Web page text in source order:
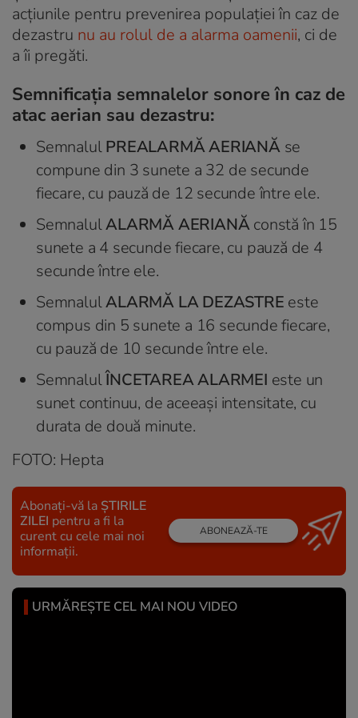
acţiunile pentru prevenirea populaţiei în caz de
dezastru nu au rolul de a alarma oamenii, ci de
a îi pregăti.
Semnificația semnalelor sonore în caz de
atac aerian sau dezastru:
SemnalulPREALARMĂ AERIANĂse
compune din 3 sunete a 32 de secunde
fiecare, cu pauză de 12 secunde între ele.
SemnalulALARMĂ AERIANĂconstă în 15
sunete a 4 secunde fiecare, cu pauză de 4
secunde între ele.
SemnalulALARMĂ LA DEZASTRE este
compus din 5 sunete a 16 secunde fiecare,
cu pauză de 10 secunde între ele.
SemnalulÎNCETAREA ALARMEI este un
sunet continuu, de aceeaşi intensitate, cu
durata de două minute.
FOTO: Hepta
Abonați-vă la ȘTIRILE
ZILEI pentru a fi la
curent cu cele mai noi
informații.
ABONEAZĂ-TE
URMĂREȘTE CEL MAI NOU VIDEO